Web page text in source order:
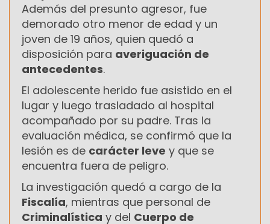
Además del presunto agresor, fue
demorado otro menor de edad y un
joven de 19 años, quien quedó a
disposición para averiguación de
antecedentes.
El adolescente herido fue asistido en el
lugar y luego trasladado al hospital
acompañado por su padre. Tras la
evaluación médica, se confirmó que la
lesión es de carácter leve y que se
encuentra fuera de peligro.
La investigación quedó a cargo de la
Fiscalía, mientras que personal de
Criminalística y del Cuerpo de